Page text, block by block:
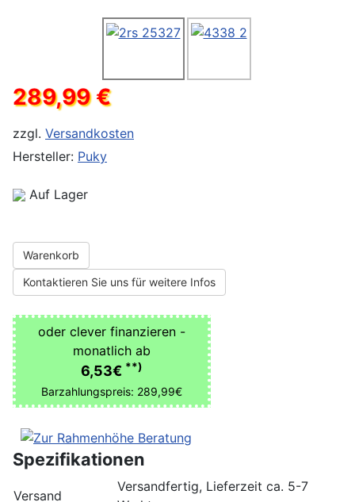
289,99 €
zzgl. Versandkosten
Hersteller: Puky
Auf Lager
Warenkorb
Kontaktieren Sie uns für weitere Infos
oder clever finanzieren -
monatlich ab
6,53€ **)
Barzahlungspreis: 289,99€
Spezifikationen
Versand
Versandfertig, Lieferzeit ca. 5-7